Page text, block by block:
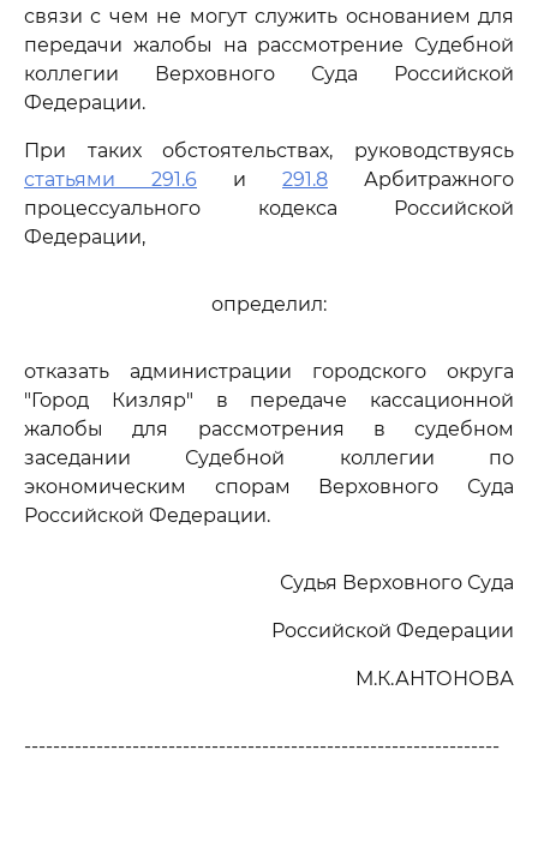
связи с чем не могут служить основанием для
передачи жалобы на рассмотрение Судебной
коллегии Верховного Суда Российской
Федерации.
При таких обстоятельствах, руководствуясь
статьями 291.6 и 291.8 Арбитражного
процессуального кодекса Российской
Федерации,
определил:
отказать администрации городского округа
"Город Кизляр" в передаче кассационной
жалобы для рассмотрения в судебном
заседании Судебной коллегии по
экономическим спорам Верховного Суда
Российской Федерации.
Судья Верховного Суда
Российской Федерации
М.К.АНТОНОВА
------------------------------------------------------------------